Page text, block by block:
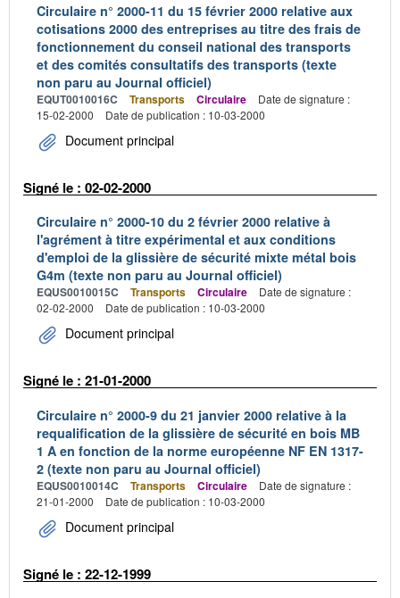
Circulaire n° 2000-11 du 15 février 2000 relative aux
cotisations 2000 des entreprises au titre des frais de
fonctionnement du conseil national des transports
et des comités consultatifs des transports (texte
non paru au Journal officiel)
EQUT0010016C Transports Circulaire
Date de signature :
15-02-2000
Date de publication : 10-03-2000
Document principal
Signé le : 02-02-2000
Circulaire n° 2000-10 du 2 février 2000 relative à
l'agrément à titre expérimental et aux conditions
d'emploi de la glissière de sécurité mixte métal bois
G4m (texte non paru au Journal officiel)
EQUS0010015C Transports Circulaire
Date de signature :
02-02-2000
Date de publication : 10-03-2000
Document principal
Signé le : 21-01-2000
Circulaire n° 2000-9 du 21 janvier 2000 relative à la
requalification de la glissière de sécurité en bois MB
1 A en fonction de la norme européenne NF EN 1317-
2 (texte non paru au Journal officiel)
EQUS0010014C Transports Circulaire
Date de signature :
21-01-2000
Date de publication : 10-03-2000
Document principal
Signé le : 22-12-1999